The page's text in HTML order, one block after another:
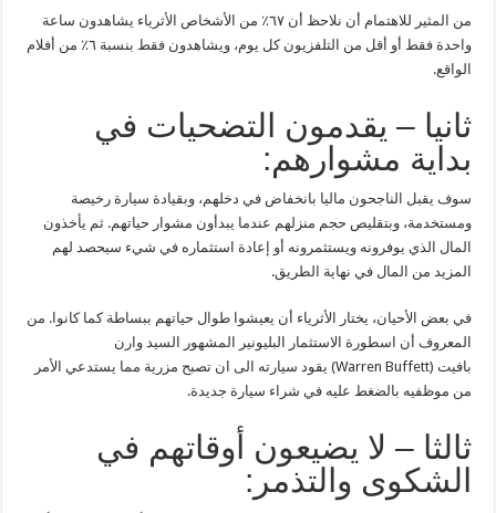
من المثير للاهتمام أن نلاحظ أن ٦٧٪ من الأشخاص الأثرياء يشاهدون ساعة
واحدة فقط أو أقل من التلفزيون كل يوم، ويشاهدون فقط بنسبة ٦٪ من أفلام
الواقع.
ثانيا – يقدمون التضحيات في
بداية مشوارهم:
سوف يقبل الناجحون ماليا بانخفاض في دخلهم، وبقيادة سيارة رخيصة
ومستخدمة، وبتقليص حجم منزلهم عندما يبدأون مشوار حياتهم. ثم يأخذون
المال الذي يوفرونه ويستثمرونه أو إعادة استثماره في شيء سيحصد لهم
المزيد من المال في نهاية الطريق.
في بعض الأحيان، يختار الأثرياء أن يعيشوا طوال حياتهم ببساطة كما كانوا. من
المعروف أن اسطورة الاستثمار البليونير المشهور السيد وارن
بافيت (Warren Buffett) يقود سيارته الى ان تصبح مزرية مما يستدعي الأمر
من موظفيه بالضغط عليه في شراء سيارة جديدة.
ثالثا – لا يضيعون أوقاتهم في
الشكوى والتذمر: